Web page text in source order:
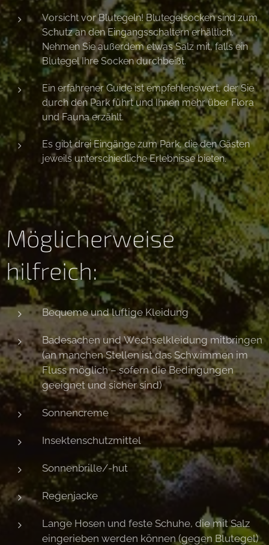
Vorsicht vor Blutegeln! Blutegelsocken sind zum
Schutz an den Eingangsschaltern erhältlich.
Nehmen Sie außerdem etwas Salz mit, falls ein
Blutegel Ihre Socken durchbeißt.
Ein erfahrener Guide ist empfehlenswert, der Sie
durch den Park führt und Ihnen mehr über Flora
und Fauna erzählt.
Es gibt drei Eingänge zum Park, die den Gästen
jeweils unterschiedliche Erlebnisse bieten.
Möglicherweise
hilfreich:
Bequeme und luftige Kleidung
Badesachen und Wechselkleidung mitbringen
(an manchen Stellen ist das Schwimmen im
Fluss möglich – sofern die Bedingungen
geeignet und sicher sind)
Sonnencreme
Insektenschutzmittel
Sonnenbrille/-hut
Regenjacke
Lange Hosen und feste Schuhe, die mit Salz
eingerieben werden können (gegen Blutegel)